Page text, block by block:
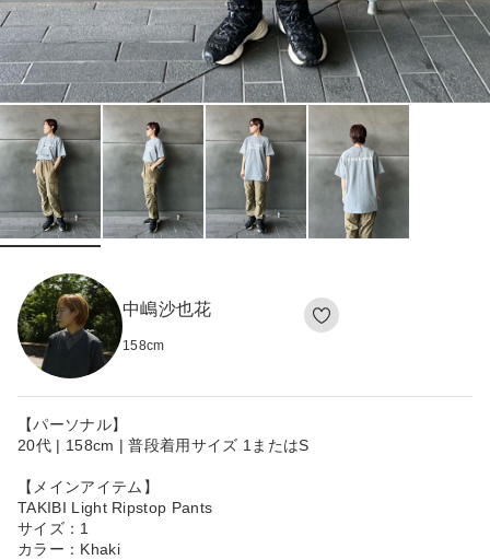
中嶋沙也花
158cm
【パーソナル】
20代 | 158cm | 普段着用サイズ 1またはS
【メインアイテム】
TAKIBI Light Ripstop Pants
サイズ：1
カラー：Khaki